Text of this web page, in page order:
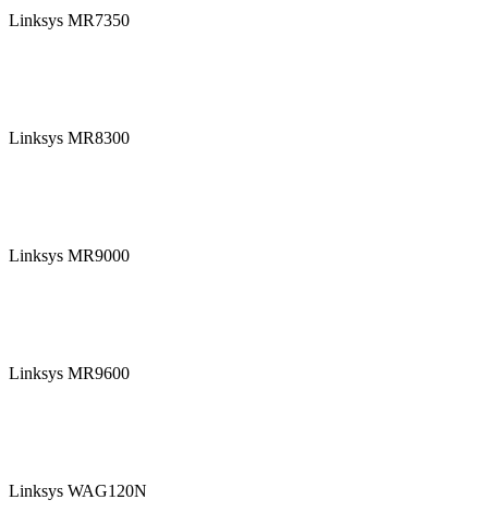
Linksys MR7350
Linksys MR8300
Linksys MR9000
Linksys MR9600
Linksys WAG120N